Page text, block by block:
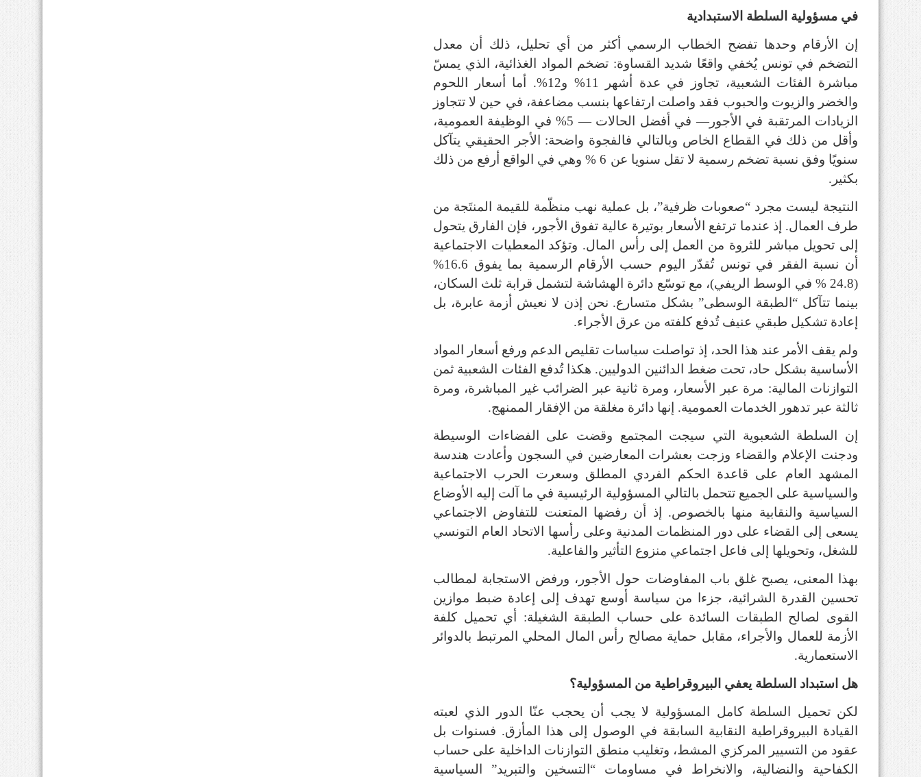
في مسؤولية السلطة الاستبدادية
إن الأرقام وحدها تفضح الخطاب الرسمي أكثر من أي تحليل، ذلك أن معدل
التضخم في تونس يُخفي واقعًا شديد القساوة:تضخم المواد الغذائية، الذي يمسّ
مباشرة الفئات الشعبية، تجاوز في عدة أشهر
11% و12%.
أما أسعار اللحوم
والخضر والزيوت والحبوب فقد واصلت ارتفاعها بنسب مضاعفة، في حين لا تتجاوز
الزيادات المرتقبة في الأجور— في أفضل الحالات — 5%
في الوظيفة العمومية،
وأقل من ذلك في القطاع الخاص وبالتالي فالفجوة واضحة:
الأجر الحقيقي يتآكل
سنويًا وفق نسبة تضخم رسمية لا تقل سنويا عن 6 %
وهي في الواقع أرفع من ذلك
بكثير .
النتيجة ليست مجرد “صعوبات ظرفية”، بل عملية نهب منظّمة للقيمة المنتَجة من
طرف العمال. إذ عندما ترتفع الأسعار بوتيرة عالية تفوق الأجور، فإن الفارق يتحول
إلى تحويل مباشر للثروة من العمل إلى رأس المال. وتؤكد المعطيات الاجتماعية
أن نسبة الفقر في تونس تُقدّر اليوم حسب الأرقام الرسمية بما يفوق
16.6%
(24.8
% في الوسط الريفي)، مع توسّع دائرة الهشاشة لتشمل قرابة ثلث السكان،
بينما تتآكل “ الطبقة الوسطى” بشكل متسارع. نحن إذن لا نعيش أزمة عابرة، بل
إعادة تشكيل طبقي عنيف تُدفع كلفته من عرق الأجراء.
ولم يقف الأمر عند هذا الحد، إذ تواصلت سياسات تقليص الدعم ورفع أسعار المواد
الأساسية بشكل حاد، تحت ضغط الدائنين الدوليين. هكذا تُدفع الفئات الشعبية ثمن
التوازنات المالية: مرة عبر الأسعار، ومرة ثانية عبر الضرائب غير المباشرة، ومرة
ثالثة عبر تدهور الخدمات العمومية. إنها دائرة مغلقة من الإفقار الممنهج.
إن السلطة الشعبوية التي سيجت المجتمع وقضت على الفضاءات الوسيطة
ودجنت الإعلام والقضاء وزجت بعشرات المعارضين في السجون وأعادت هندسة
المشهد العام على قاعدة الحكم الفردي المطلق وسعرت الحرب الاجتماعية
والسياسية على الجميع تتحمل بالتالي المسؤولية الرئيسية في ما آلت إليه الأوضاع
السياسية والنقابية منها بالخصوص.
إذ أن رفضها المتعنت للتفاوض الاجتماعي
يسعى إلى القضاء على دور المنظمات المدنية وعلى رأسها الاتحاد العام التونسي
للشغل، وتحويلها إلى فاعل اجتماعي منزوع التأثير والفاعلية.
بهذا المعنى، يصبح غلق باب المفاوضات حول الأجور، ورفض الاستجابة لمطالب
تحسين القدرة الشرائية، جزءا من سياسة أوسع تهدف إلى إعادة ضبط موازين
القوى لصالح الطبقات السائدة على حساب الطبقة الشغيلة:
أي تحميل كلفة
الأزمة للعمال والأجراء، مقابل حماية مصالح رأس المال المحلي المرتبط بالدوائر
الاستعمارية.
هل استبداد السلطة يعفي البيروقراطية من المسؤولية؟
لكن تحميل السلطة كامل المسؤولية لا يجب أن يحجب عنّا الدور الذي لعبته
القيادة البيروقراطية النقابية السابقة في الوصول إلى هذا المأزق. فسنوات بل
عقود من التسيير المركزي المشط، وتغليب منطق التوازنات الداخلية على حساب
الكفاحية والنضالية، والانخراط في مساومات “ التسخين والتبريد”
السياسية